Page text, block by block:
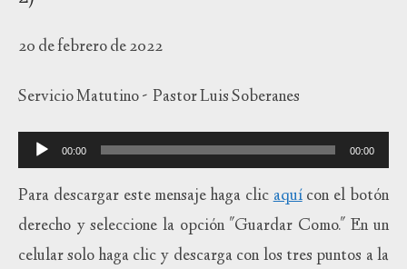
20 de febrero de 2022
Servicio Matutino - Pastor Luis Soberanes
Reproductor
de
audio
00:00 00:00
Para descargar este mensaje haga clicaquícon el botón
derecho y seleccione la opción "Guardar Como." En un
celular solo haga clic y descarga con los tres puntos a la